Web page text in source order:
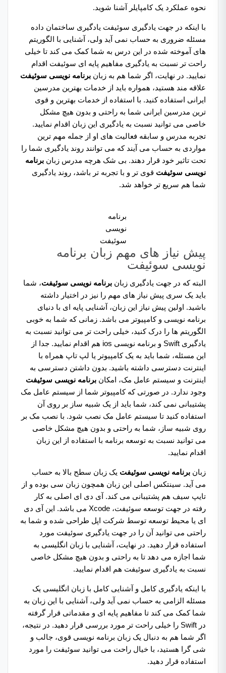
نحوه عملکرد یک کامپایلر آشنا شوید.
با اینکه در جهت یادگیری سوئیفت یادگیری ساختمان داده
مسئله ضروری به حساب نمی آید ولی، آشنایی با الگوریتم
های آموخته شده در این درس به شما کمک می کند تا خیلی
راحت تر نسبت به یادگیری مفاهیم پایه ای سوئیفت اقدام
نمایید. در نهایت، اگر شما هم به زبان برنامه نویسی سوئیفت
علاقه مند هستید، همواره باید از خدمات بهترین مدرسین
ایرانی استفاده کنید. با استفاده از خدمات بهترین و قوی
ترین مدرسین ایرانی شما به راحتی و بدون هیچ مشکل
خاصی می توانید نسبت به یادگیری این زبان اقدام نمایید.
تجربه مدرس و سابقه فعالیت های او از جمله مهم ترین
مواردی به حساب می آیند که می توانند روند یادگیری شما را
تحت تاثیر خود قرار دهند. بی شک هرچه مدرس زبان برنامه
نویسی سوئیفت قوی تر و با تجربه تر باشد، روند یادگیری
شما هم سریع تر خواهد شد.
برنامه
نویسی
سوئیفت
پیش نیاز های مهم زبان برنامه
نویسی سوئیفت
البته که در جهت یادگیری زبان برنامه نویسی سوئیفت، شما
باید یک سری پیش نیاز های مهم را نیز در اختیار داشته
باشید. اولین پیش نیاز این زبان، آشنایی پایه ای با دنیای
برنامه نویسی و کامپیوتر می باشد. زمانی که شما به خوبی
الگوریتم ها را درک کنید، خیلی راحت تر می توانید نسبت به
یادگیری Swift و برنامه نویسی ios هم اقدام نمایید. جدا از
این مسئله، شما باید به یک کامپیوتر یا لپ تاپ همراه با
اینترنت دسترسی داشته باشید. بدون داشتن دسترسی به
اینترنت و سیستم عامل مک، امکان برنامه نویسی سوئیفت
وجود ندارد. در صورتی که کامپیوتر شما از سیستم عامل مک
پشتیبانی نمی کند، شما باید از یک شبیه ساز بر روی آن
استفاده کنید تا سیستم عامل مک نصب شود. با نصب مک بر
روی شبیه ساز، شما به راحتی و بدون هیچ مشکل خاصی
می توانید نسبت به توسعه برنامه با استفاده از این زبان
اقدام نمایید.
زبان برنامه نویسی سوئیفت یک زبان سطح بالا به حساب
می آید. سینتکس اصلی این زبان همچون زبان سی بوده و از
تایپ سیف هم پشتیبانی می کند. آی دی ای اصلی به کار
رفته در جهت توسعه سوئیفت، Xcode می باشد. این آی دی
ای یا محیط توسعه توسط شرکت اپل طراحی شده و شما به
راحتی می توانید آن را در جهت یادگیری سوئیفت مورد
استفاده قرار دهید. در نهایت، آشنایی با زبان انگلیسی به
شما اجازه می دهد تا به راحتی و بدون هیچ مشکل خاصی
نسبت به یادگیری سوئیفت هم اقدام نمایید.
با اینکه یادگیری کامل و آشنایی کامل با زبان انگلیسی یک
مسئله الزامی به حساب نمی آید ولی، آشنایی با این زبان به
شما کمک می کند تا مفاهیم پایه ای و مقدماتی قرار گرفته
در Swift را خیلی راحت تر مورد بررسی قرار دهید. در نتیجه،
اگر شما هم به دنبال یک زبان برنامه نویسی قوی، جالب و
شی گرا هستید، با خیال راحت می توانید سوئیفت را مورد
استفاده قرار دهید.